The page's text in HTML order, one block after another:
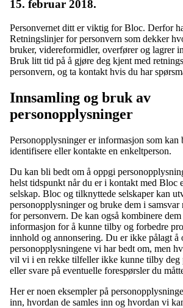
15. februar 2018.
Personvernet ditt er viktig for Bloc. Derfor
Retningslinjer for personvern som dekker
bruker, videreformidler, overfører og lagrer
Bruk litt tid på å gjøre deg kjent med
personvern, og ta kontakt hvis du har
Innsamling og bruk av
personopplysninger
Personopplysninger er informasjon som kan
identifisere eller kontakte en enkeltperson.
Du kan bli bedt om å oppgi
helst tidspunkt når du er i kontakt med Bloc
selskap. Bloc og tilknyttede selskaper kan
personopplysninger og bruke dem i
for personvern. De kan også kombinere dem
informasjon for å kunne tilby og forbedre
innhold og annonsering. Du er ikke pålagt å
personopplysningene vi har bedt om, men
vil vi i en rekke tilfeller ikke kunne tilby deg
eller svare på eventuelle forespørsler du
Her er noen eksempler på
inn, hvordan de samles inn og hvordan vi